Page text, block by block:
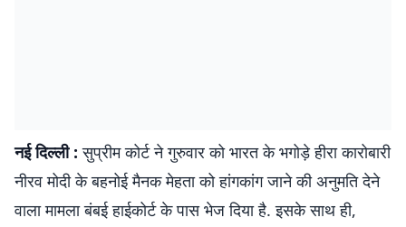
नई दिल्ली : सुप्रीम कोर्ट ने गुरुवार को भारत के भगोड़े हीरा कारोबारी
नीरव मोदी के बहनोई मैनक मेहता को हांगकांग जाने की अनुमति देने
वाला मामला बंबई हाईकोर्ट के पास भेज दिया है. इसके साथ ही,